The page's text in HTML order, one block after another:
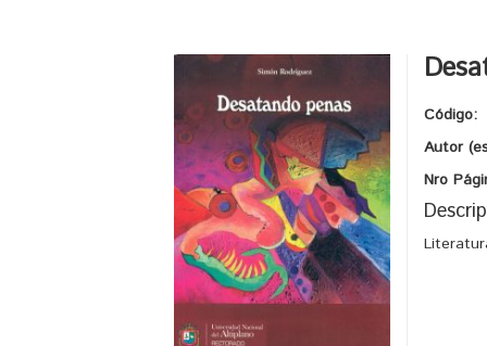
Código:
Autor
Nro